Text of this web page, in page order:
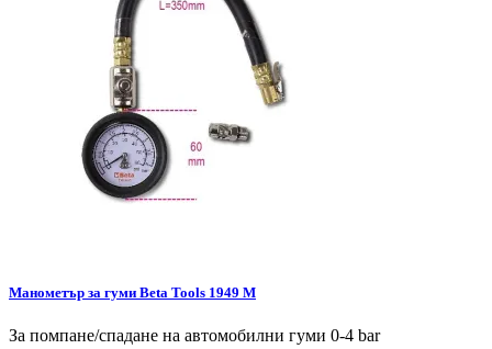
Манометър за гуми Beta Tools 1949 M
За помпане/спадане на автомобилни гуми 0-4 bar